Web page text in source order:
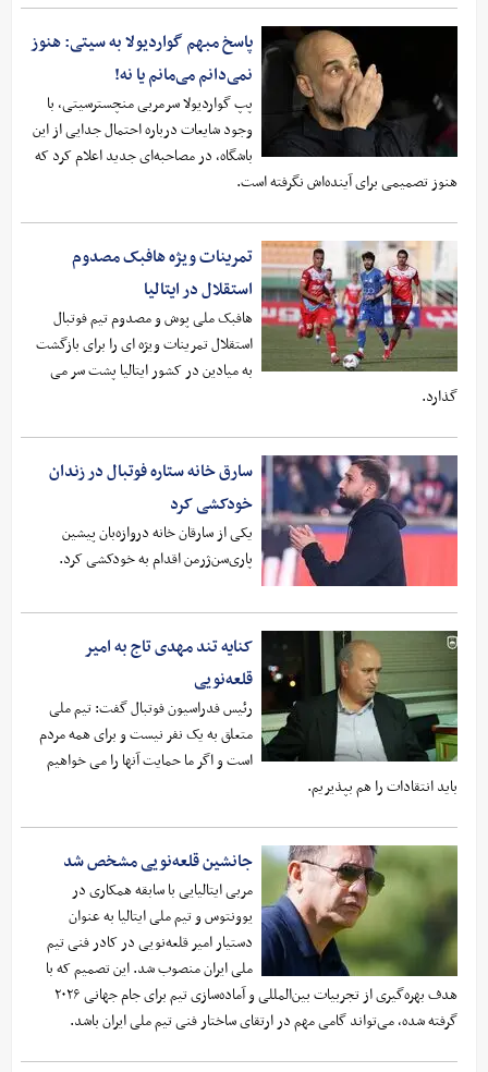
پاسخ مبهم گواردیولا به سیتی: هنوز
نمی‌دانم می‌مانم یا نه!
پپ گواردیولا سرمربی منچسترسیتی، با
وجود شایعات درباره احتمال جدایی از این
باشگاه، در مصاحبه‌ای جدید اعلام کرد که
هنوز تصمیمی برای آینده‌اش نگرفته است.
تمرینات ویژه هافبک مصدوم
استقلال در ایتالیا
هافبک ملی پوش و مصدوم تیم فوتبال
استقلال تمرینات ویژه ای را برای بازگشت
به میادین در کشور ایتالیا پشت سر می
گذارد.
سارق خانه ستاره فوتبال در زندان
خودکشی کرد
یکی از سارقان خانه دروازه‌بان پیشین
پاری‌سن‌ژرمن اقدام به خودکشی کرد.
کنایه تند مهدی تاج به امیر
قلعه‌نویی
رئیس فدراسیون فوتبال گفت: تیم ملی
متعلق به یک نفر نیست و برای همه مردم
است و اگر ما حمایت آنها را می خواهیم
باید انتقادات را هم بپذیریم.
جانشین قلعه‌نویی مشخص شد
مربی ایتالیایی با سابقه همکاری در
یوونتوس و تیم ملی ایتالیا به عنوان
دستیار امیر قلعه‌نویی در کادر فنی تیم
ملی ایران منصوب شد. این تصمیم که با
هدف بهره‌گیری از تجربیات بین‌المللی و آماده‌سازی تیم برای جام جهانی ۲۰۲۶
گرفته شده، می‌تواند گامی مهم در ارتقای ساختار فنی تیم ملی ایران باشد.